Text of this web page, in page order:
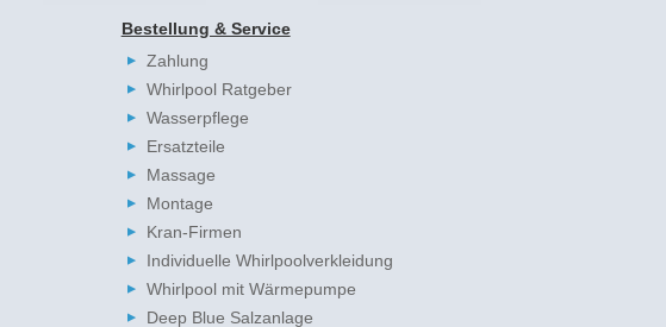
Bestellung & Service
Zahlung
Whirlpool Ratgeber
Wasserpflege
Ersatzteile
Massage
Montage
Kran-Firmen
Individuelle Whirlpoolverkleidung
Whirlpool mit Wärmepumpe
Deep Blue Salzanlage